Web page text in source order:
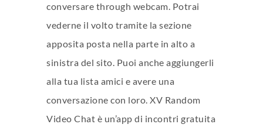
conversare through webcam. Potrai
vederne il volto tramite la sezione
apposita posta nella parte in alto a
sinistra del sito. Puoi anche aggiungerli
alla tua lista amici e avere una
conversazione con loro. XV Random
Video Chat è un’app di incontri gratuita